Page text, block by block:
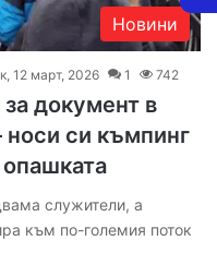
Новини
12 март, 2026 1 742
документ в
носи си къмпинг
служители, а
към по-големия поток